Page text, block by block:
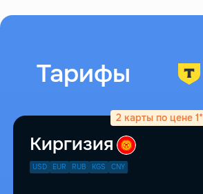
Тарифы
2 карты по цене 1*
Киргизия
USD EUR RUB KGS CNY